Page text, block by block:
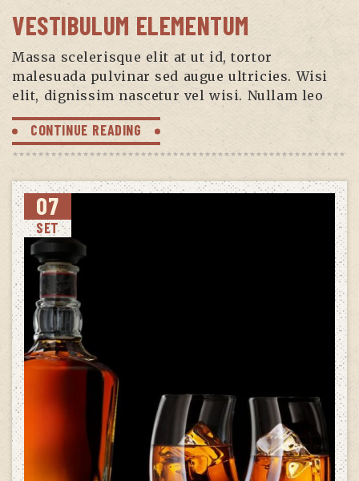
VESTIBULUM ELEMENTUM
Massa scelerisque elit at ut id, tortor
malesuada pulvinar sed augue ultricies. Wisi
elit, dignissim nascetur vel wisi. Nullam leo
CONTINUE READING
07
SET